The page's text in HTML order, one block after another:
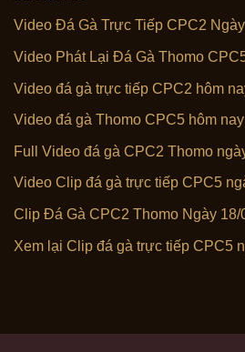
Video Đá Gà Trực Tiếp CPC2
Video Phát Lại Đá Gà Thomo
Video đá gà trực tiếp CPC2 hôm
Video đá gà Thomo CPC5 hôm
Full Video đá gà CPC2 Thomo
Video Clip đá gà trực tiếp CPC5
Clip Đá Gà CPC2 Thomo Ngày 18/
Xem lại Clip đá gà trực tiếp CPC5